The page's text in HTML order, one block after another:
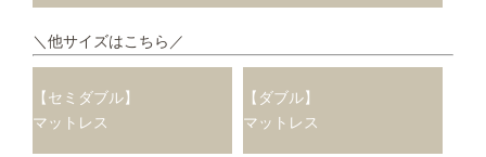
＼他サイズはこちら／
【セミダブル】
マットレス
【ダブル】
マットレス